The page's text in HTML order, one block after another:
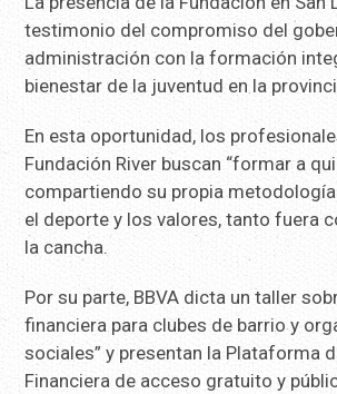
testimonio del compromiso del
administración con la formación
bienestar de la juventud en la
En esta oportunidad, los
Fundación River buscan “formar a
compartiendo su propia
el deporte y los valores, tanto fuera
la cancha.
Por su parte, BBVA dicta un taller
financiera para clubes de barrio y
sociales” y presentan la Plataforma
Financiera de acceso gratuito y